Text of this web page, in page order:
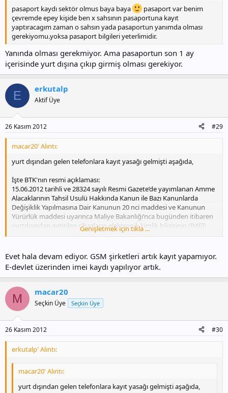
pasaport kaydı sektör olmus baya baya
pasaport var benim
çevremde epey kişide ben x sahsının pasaportuna kayıt
yaptıracagım zaman o sahsın yada pasaportun yanımda olması
gerekiyomu.yoksa pasaport bilgileri yeterlimidir.
Yanında olması gerekmiyor. Ama pasaportun son 1 ay
içerisinde yurt dışına çıkıp girmiş olması gerekiyor.
E erkutalp
Aktif Üye
26 Kasım 2012 #29
macar20' Alıntı:
yurt dışından gelen telefonlara kayıt yasağı gelmişti aşağıda,
İşte BTK'nın resmi açıklaması:
15.06.2012 tarihli ve 28324 sayılı Resmi Gazete’de yayımlanan Amme
Alacaklarının Tahsil Usulü Hakkında Kanun ile Bazı Kanunlarda
Değişiklik Yapılmasına Dair Kanunun 20 nci maddesi ve Kanunun
Yürürlük maddesi uyarınca Maliye Bakanlığı’nca bugünden itibaren
yurtdışından getirilen cihazların elektronik kimlik bilgisinin (IMEI)
kayıt altına alınması işleminden önce 100 TL harç bedeli yatırılması
kayıt işlemi yapılamayacağı hükme bağlanmıştır.
Bu kapsamda 15.06.2012 tarihi itibariyle yurt dışından yolcu
beraberinde getirilen cihazların kayıt işlemi için başvuruda
bulunulmadan önce pasaport sahibi olan kişiler tarafından 100 TL
harç bedeli yatırılması ve abone kayıt merkezlerine pasaportun yanı
sıra harç ödendiğini gösterir belgenin aslı ile birlikte başvuruda
bulunulması gerekmektedir.
Abone kayıt merkezleri tarafından yapılan ve Kurumumuzca
onaylanan elektronik kimlik bilgisine (IMEI) haiz cihazların kayıt
işlemi, Maliye Bakanlığı tarafından harç işleminin yatırılmasına ilişkin
Tebliğ yayımlanıncaya kadar durdurulmuştur.
Genişletmek için tıkla ...
Evet hala devam ediyor. GSM şirketleri artık kayıt yapamıyor.
E-devlet üzerinden imei kaydı yapılıyor artık.
M macar20
Seçkin Üye Seçkin Üye
26 Kasım 2012 #30
erkutalp' Alıntı:
macar20' Alıntı:
yurt dışından gelen telefonlara kayıt yasağı gelmişti aşağıda,